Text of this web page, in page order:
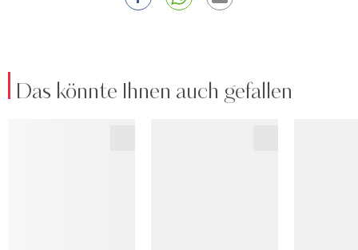
Das könnte Ihnen auch gefallen